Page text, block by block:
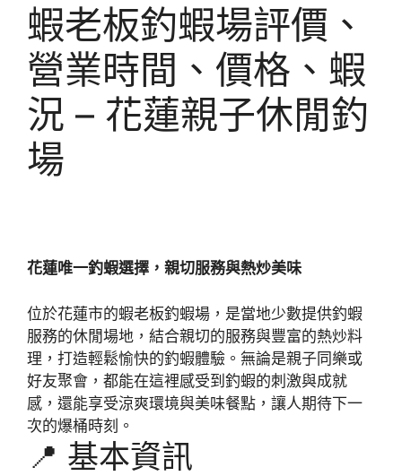
蝦老板釣蝦場評價、
營業時間、價格、蝦
況 – 花蓮親子休閒釣
場
花蓮唯一釣蝦選擇，親切服務與熱炒美味
位於花蓮市的蝦老板釣蝦場，是當地少數提供釣蝦
服務的休閒場地，結合親切的服務與豐富的熱炒料
理，打造輕鬆愉快的釣蝦體驗。無論是親子同樂或
好友聚會，都能在這裡感受到釣蝦的刺激與成就
感，還能享受涼爽環境與美味餐點，讓人期待下一
次的爆桶時刻。
📍 基本資訊